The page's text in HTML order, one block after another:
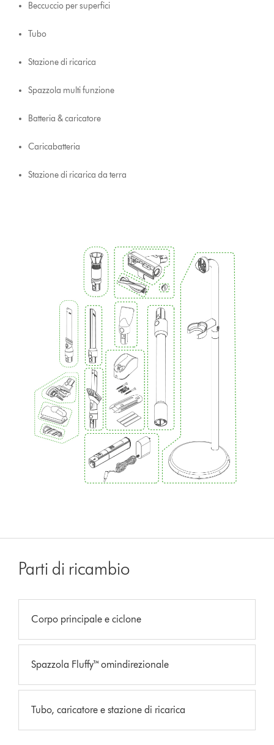
Beccuccio per superfici
Tubo
Stazione di ricarica
Spazzola multi funzione
Batteria & caricatore
Caricabatteria
Stazione di ricarica da terra
Parti di ricambio
Corpo principale e ciclone
Spazzola Fluffy™ omindirezionale
Tubo, caricatore e stazione di ricarica